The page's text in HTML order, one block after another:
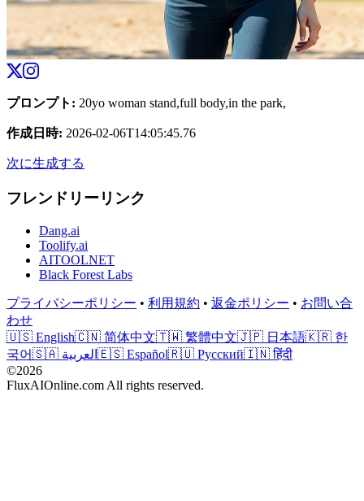
プロンプト : 20yo woman stand,full body,in the park,
作成日時: 2026-02-06T14:05:45.76
次に生成する
フレンドリーリンク
Dang.ai
Toolify.ai
AITOOLNET
Black Forest Labs
プライバシーポリシー • 利用規約 • 返金ポリシー • お問い合
わせ
🇺🇸 English🇨🇳 简体中文🇹🇼 繁體中文🇯🇵 日本語🇰🇷 한
국어
🇸🇦 العربية 🇪🇸 Español🇷🇺 Русский🇮🇳 हिंदी
©2026
FluxAIOnline.com All rights reserved.